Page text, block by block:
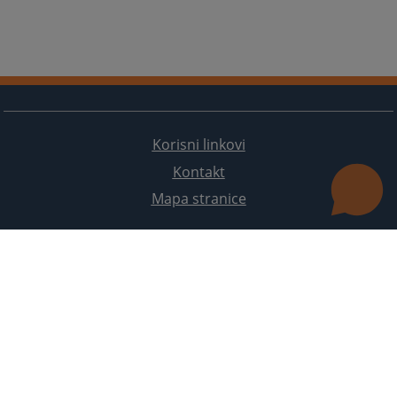
Korisni linkovi
Kontakt
Mapa stranice